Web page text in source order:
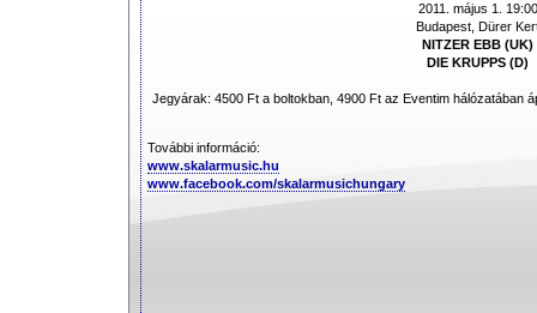
2011. május 1. 19:00
Budapest, Dürer
NITZER EBB (UK)
DIE KRUPPS (D)
Jegyárak: 4500 Ft a boltokban, 4900 Ft az Eventim hálózatában
További információ:
www.skalarmusic.hu
www.facebook.com/skalarmusichungary